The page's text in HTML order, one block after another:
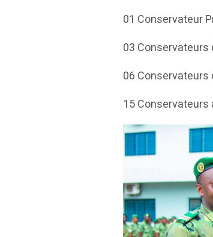
01 Conservateur
03
06
15